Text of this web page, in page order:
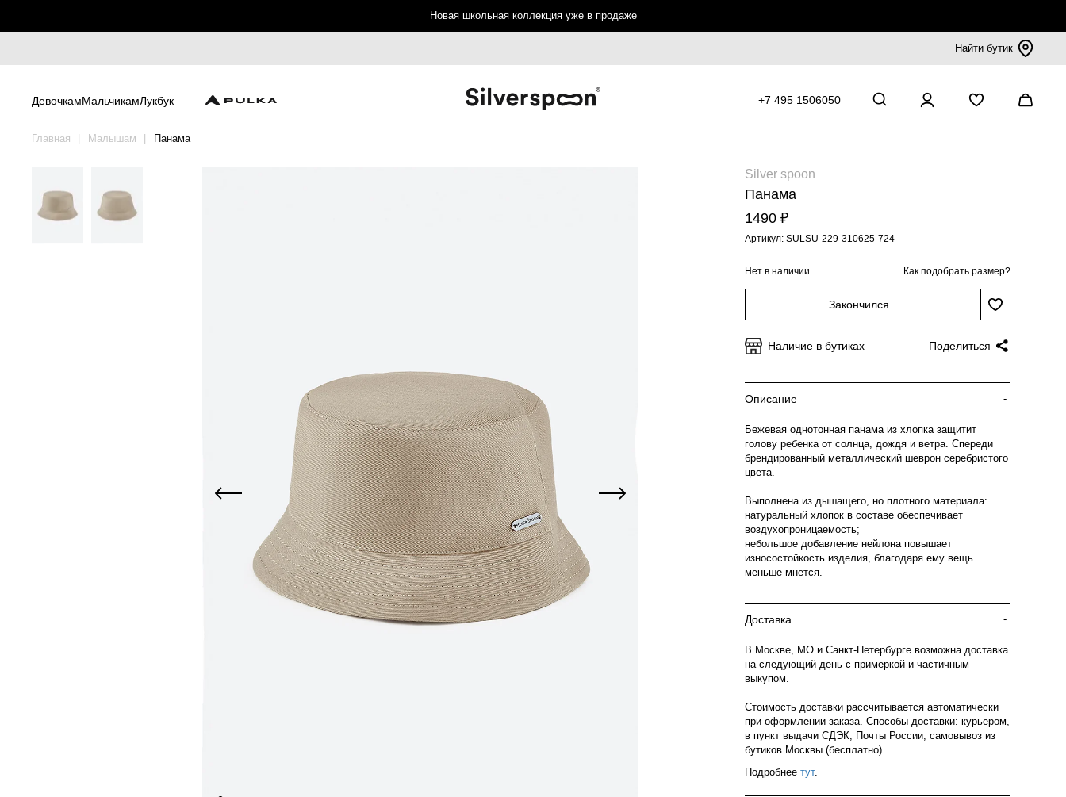
Новая школьная коллекция уже в продаже
Найти бутик
ДевочкамМальчикамЛукбук +7 495 1506050
Главная Малышам Панама
Silver spoon
Панама
1490 ₽
Артикул: SULSU-229-310625-724
Нет в наличии Как подобрать размер?
Закончился
Наличие в бутиках Поделиться
Описание -
Бежевая однотонная панама из хлопка защитит
голову ребенка от солнца, дождя и ветра. Спереди
брендированный металлический шеврон серебристого
цвета.
Выполнена из дышащего, но плотного материала:
натуральный хлопок в составе обеспечивает
воздухопроницаемость;
небольшое добавление нейлона повышает
износостойкость изделия, благодаря ему вещь
меньше мнется.
Доставка -
В Москве, МО и Санкт-Петербурге возможна доставка
на следующий день с примеркой и частичным
выкупом.
Стоимость доставки рассчитывается автоматически
при оформлении заказа. Способы доставки: курьером,
в пункт выдачи СДЭК, Почты России, самовывоз из
бутиков Москвы (бесплатно).
Подробнее тут.